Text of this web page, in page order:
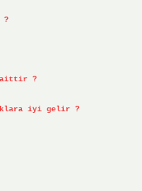
?
aittir ?
iyi gelir ?